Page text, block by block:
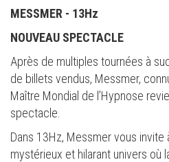
MESSMER - 13Hz
NOUVEAU SPECTACLE
Après de multiples tournées à
de billets vendus, Messmer,
Maître Mondial de l’Hypnose
spectacle.
Dans 13Hz, Messmer vous invite
mystérieux et hilarant univers où